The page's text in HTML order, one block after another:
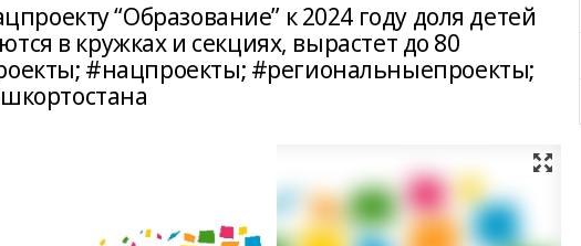
“Образование” к 2024 году доля детей
в кружках и секциях, вырастет до 80
#нацпроекты; #региональныепроекты;